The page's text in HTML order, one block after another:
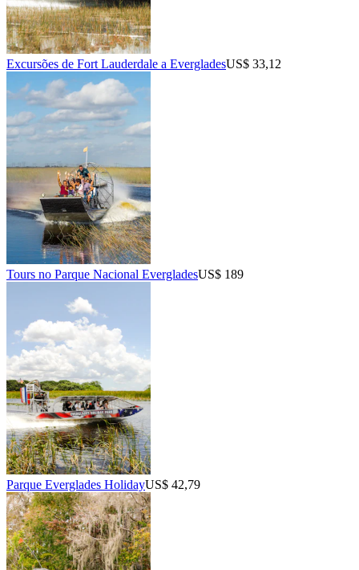
Excursões de Fort Lauderdale a EvergladesUS$ 33,12
Tours no Parque Nacional EvergladesUS$ 189
Parque Everglades HolidayUS$ 42,79